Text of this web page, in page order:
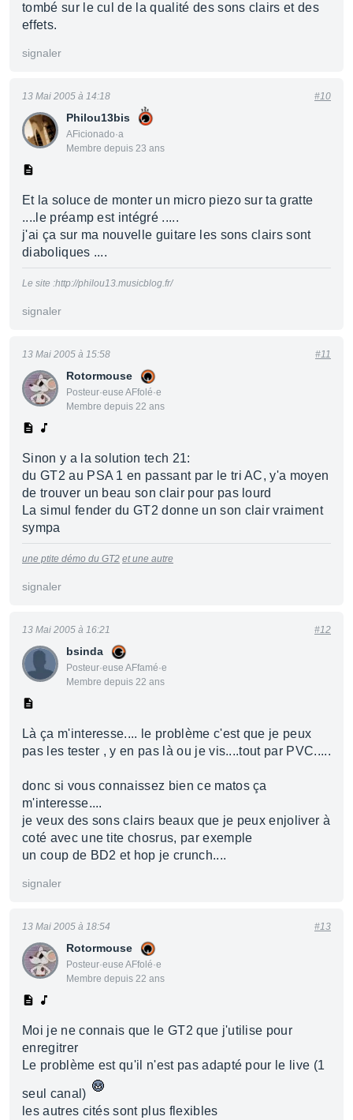
tombé sur le cul de la qualité des sons clairs et des
effets.
signaler
Philou13bis
AFicionado·a
Membre depuis 23 ans
13 Mai 2005 à 14:18 #10
Et la soluce de monter un micro piezo sur ta gratte
....le préamp est intégré .....
j'ai ça sur ma nouvelle guitare les sons clairs sont
diaboliques ....
Le site :http://philou13.musicblog.fr/
signaler
Rotormouse
Posteur·euse AFfolé·e
Membre depuis 22 ans
13 Mai 2005 à 15:58 #11
Sinon y a la solution tech 21:
du GT2 au PSA 1 en passant par le tri AC, y'a moyen
de trouver un beau son clair pour pas lourd
La simul fender du GT2 donne un son clair vraiment
sympa
une ptite démo du GT2 et une autre
signaler
bsinda
Posteur·euse AFfamé·e
Membre depuis 22 ans
13 Mai 2005 à 16:21 #12
Là ça m'interesse.... le problème c'est que je peux
pas les tester , y en pas là ou je vis....tout par PVC.....
donc si vous connaissez bien ce matos ça
m'interesse....
je veux des sons clairs beaux que je peux enjoliver à
coté avec une tite chosrus, par exemple
un coup de BD2 et hop je crunch....
signaler
Rotormouse
Posteur·euse AFfolé·e
Membre depuis 22 ans
13 Mai 2005 à 18:54 #13
Moi je ne connais que le GT2 que j'utilise pour
enregitrer
Le problème est qu'il n'est pas adapté pour le live (1
seul canal)
les autres cités sont plus flexibles